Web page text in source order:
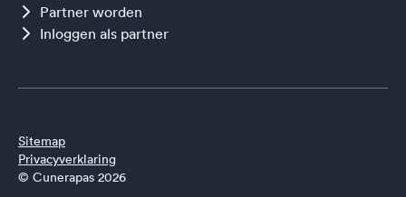
Partner worden
Inloggen als partner
Sitemap
Privacyverklaring
© Cunerapas 2026